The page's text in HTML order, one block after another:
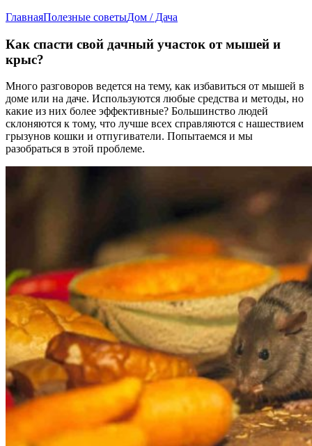
ГлавнаяПолезные советыДом / Дача
Как спасти свой дачный участок от мышей и
крыс?
Много разговоров ведется на тему, как избавиться от мышей в
доме или на даче. Используются любые средства и методы, но
какие из них более эффективные? Большинство людей
склоняются к тому, что лучше всех справляются с нашествием
грызунов кошки и отпугиватели. Попытаемся и мы
разобраться в этой проблеме.